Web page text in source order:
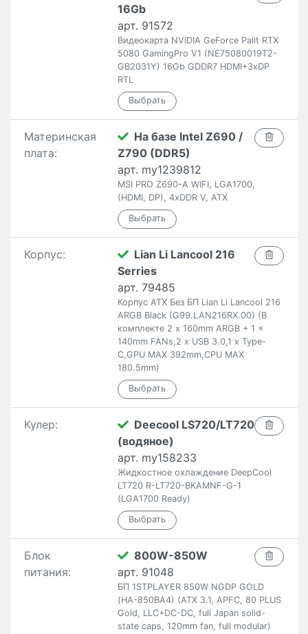
16Gb
арт. 91572
Видеокарта NVIDIA GeForce Palit RTX
5080 GamingPro V1 (NE75080019T2-
GB2031Y) 16Gb GDDR7 HDMI+3xDP
RTL
Материнская
плата:
На базе Intel Z690 /
Z790 (DDR5)
арт. my1239812
MSI PRO Z690-A WIFI, LGA1700,
(HDMI, DP), 4xDDR V, ATX
Корпус:
Lian Li Lancool 216
Serries
арт. 79485
Корпус ATX Без БП Lian Li Lancool 216
ARGB Black (G99.LAN216RX.00) (В
комплекте 2 x 160mm ARGB + 1 x
140mm FANs,2 x USB 3.0,1 x Type-
C,GPU MAX 392mm,CPU MAX
180.5mm)
Кулер:
Deecool LS720/LT720
(водяное)
арт. my158233
Жидкостное охлаждение DeepCool
LT720 R-LT720-BKAMNF-G-1
(LGA1700 Ready)
Блок
питания:
800W-850W
арт. 91048
БП 1STPLAYER 850W NGDP GOLD
(HA-850BA4) (ATX 3.1, APFC, 80 PLUS
Gold, LLC+DC-DC, full Japan solid-
state caps, 120mm fan, full modular)